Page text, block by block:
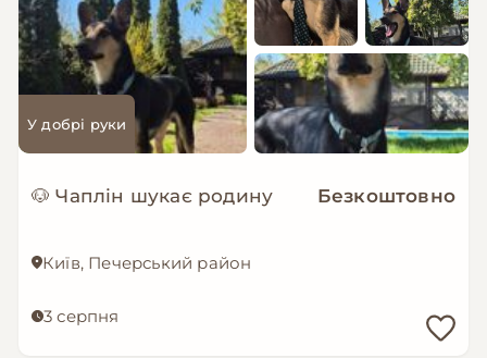
У добрі руки
🐶 Чаплін шукає родину Безкоштовно
Київ, Печерський район
3 серпня